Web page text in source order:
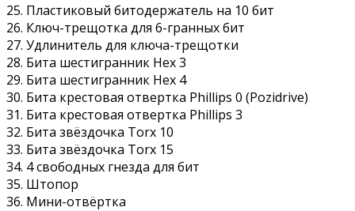
25. Пластиковый битодержатель на 10 бит
26. Ключ-трещотка для 6-гранных бит
27. Удлинитель для ключа-трещотки
28. Бита шестигранник Hex 3
29. Бита шестигранник Hex 4
30. Бита крестовая отвертка Phillips 0 (Pozidrive)
31. Бита крестовая отвертка Phillips 3
32. Бита звёздочка Torx 10
33. Бита звёздочка Torx 15
34. 4 свободных гнезда для бит
35. Штопор
36. Мини-отвёртка